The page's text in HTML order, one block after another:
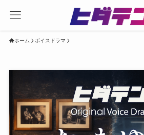
ホーム ボイスドラマ